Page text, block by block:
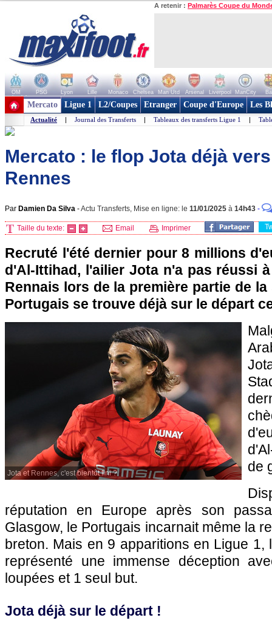
A retenir : Palmarès Coupe du
OM PSG Lyon Lille Monaco Chelsea Man Utd Arsenal Liverpool ManCity
+ de clubs
Mercato Ligue 1 L2/Coupes Etranger Coupe d'Europe Les
Actualité | Journal des Transferts | Tableaux des transferts Ligue 1 |
Mercato : le flop Jota déjà
Rennes
Par Damien Da Silva -Actu Transferts, Mise en ligne: le 11/01/2025 à 14h43 -
Taille du texte: Email Imprimer
Recruté l'été dernier pour 8 millions
d'Al-Ittihad, l'ailier Jota n'a pas réussi
Rennais lors de la première partie de
Portugais se trouve déjà sur le départ
Jota et Rennes, c'est bientôt fini ?
de
réputation en Europe après son
Glasgow, le Portugais incarnait même la
breton. Mais en 9 apparitions en Ligue
représenté une immense déception
loupées et 1 seul but.
Jota déjà sur le départ !